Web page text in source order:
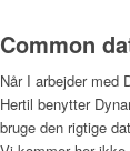
Common
Når I arbejder med
Hertil benytter
bruge den rigtige